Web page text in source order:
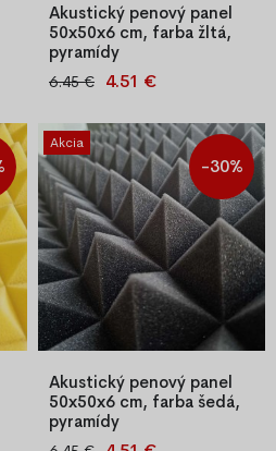
Akustický penový panel
50x50x6 cm, farba žltá,
pyramídy
Žltý akustický penový panel
štruktúrou. Tlmenie ozvien a
zlepšenie zvukovej kvality v
interiéri. Precízne CNC
spracovanie, jednoduchá
montáž.
6.45 € 4.51 €
Akcia
-30%
Akustický penový panel
50x50x6 cm, farba šedá,
pyramídy